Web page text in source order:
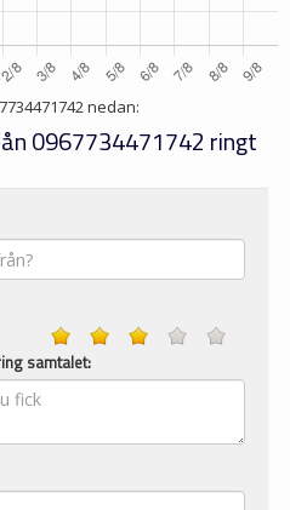
nedan:
0967734471742 ringt
samtalet: